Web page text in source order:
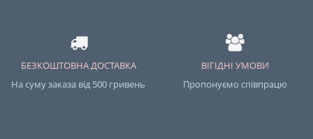
БЕЗКОШТОВНА ДОСТАВКА
На суму заказа від 500 гривень
ВІГІДНІ УМОВИ
Пропонуємо співпрацю